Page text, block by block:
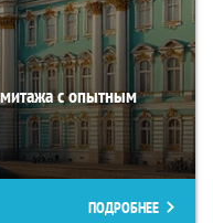
с опытным
ПОДРОБНЕЕ